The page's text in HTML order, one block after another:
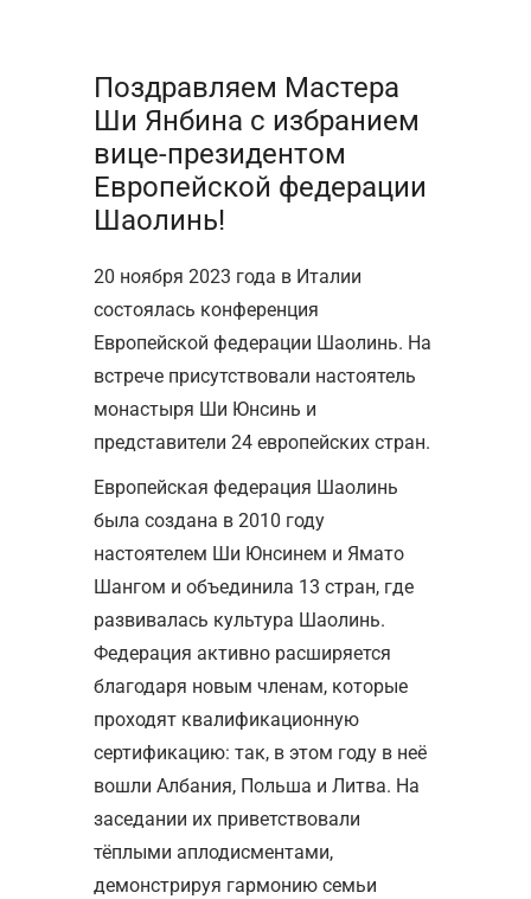
Поздравляем Мастера
Ши Янбина с избранием
вице-президентом
Европейской федерации
Шаолинь!
20 ноября 2023 года в Италии
состоялась конференция
Европейской федерации Шаолинь. На
встрече присутствовали настоятель
монастыря Ши Юнсинь и
представители 24 европейских стран.
Европейская федерация Шаолинь
была создана в 2010 году
настоятелем Ши Юнсинем и Ямато
Шангом и объединила 13 стран, где
развивалась культура Шаолинь.
Федерация активно расширяется
благодаря новым членам, которые
проходят квалификационную
сертификацию: так, в этом году в неё
вошли Албания, Польша и Литва. На
заседании их приветствовали
тёплыми аплодисментами,
демонстрируя гармонию семьи